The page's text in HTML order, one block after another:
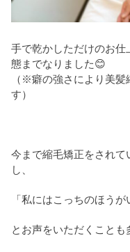
手で乾かしただけのお
態までなりました😊
（※癖の強さにより美
す）
今まで縮毛矯正をされ
し、
「私にはこっちのほうが
とお声をいただくことも